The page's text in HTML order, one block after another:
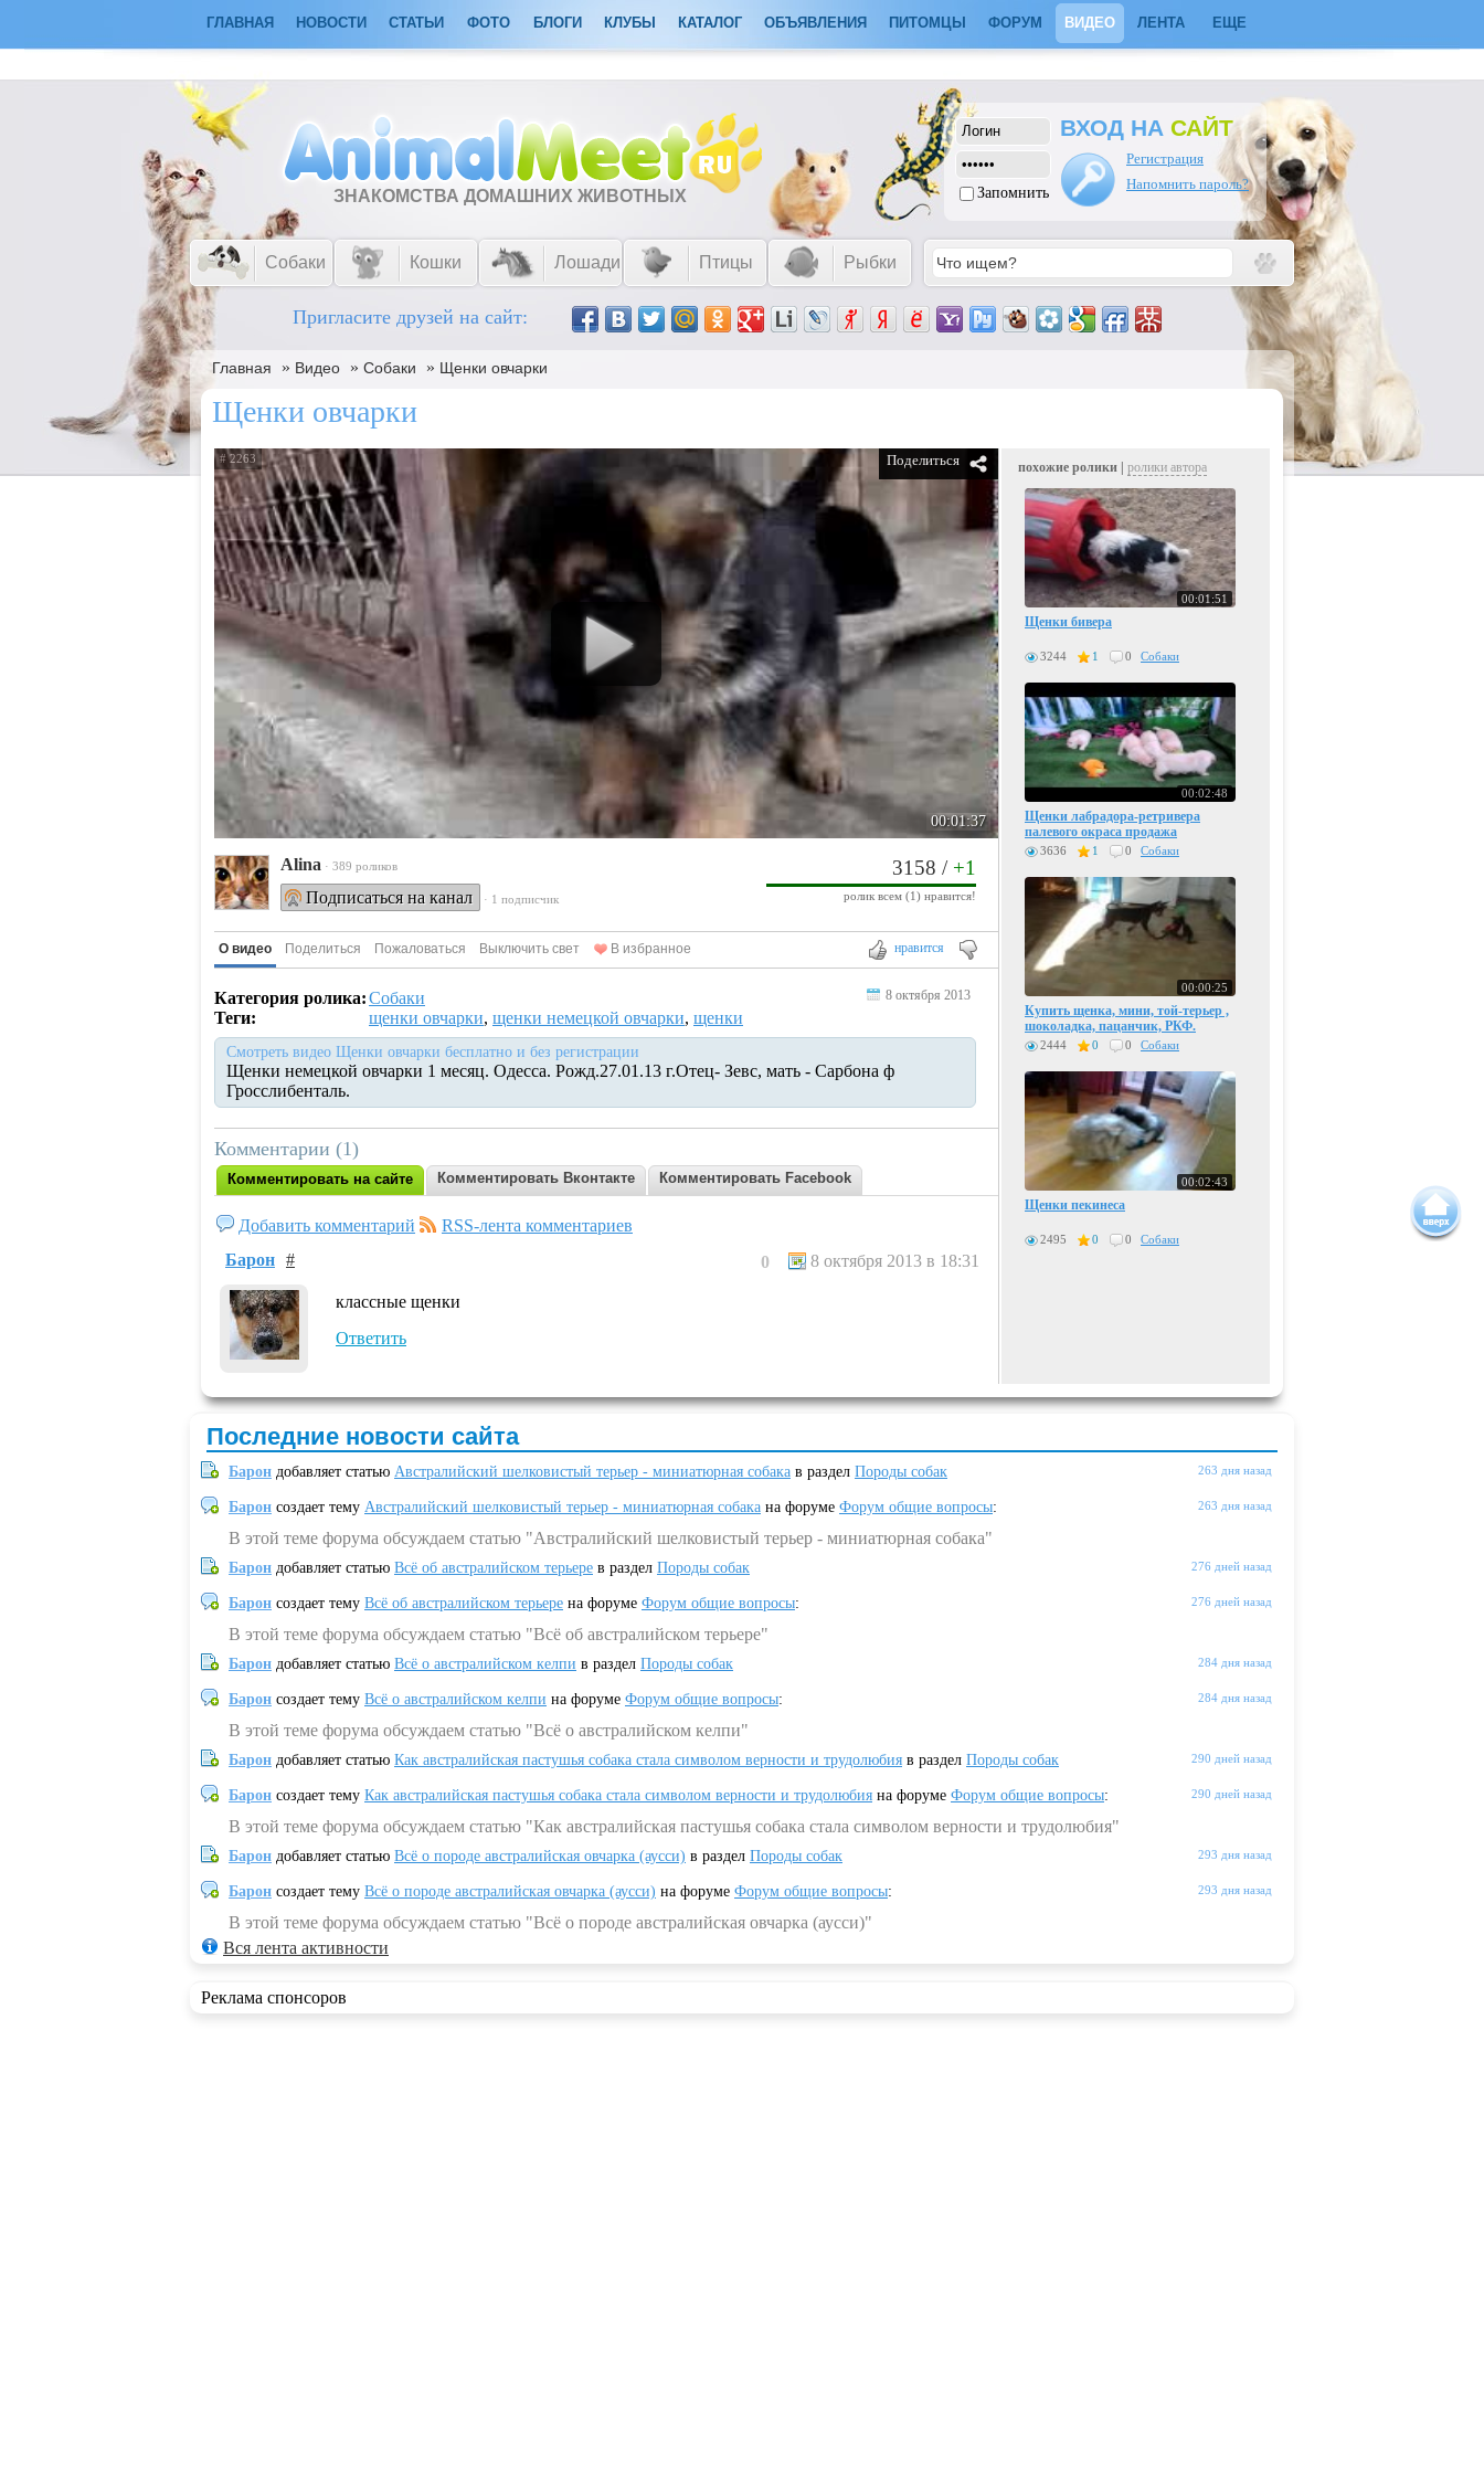
ГЛАВНАЯ НОВОСТИ СТАТЬИ ФОТО БЛОГИ КЛУБЫ КАТАЛОГ ОБЪЯВЛЕНИЯ ПИТОМЦЫ ФОРУМ ВИДЕО ЛЕНТА ЕЩЕ
ЗНАКОМСТВА ДОМАШНИХ ЖИВОТНЫХ Запомнить
ВХОД НА САЙТ
Регистрация
Напомнить пароль?
Собаки Кошки Лошади Птицы Рыбки
Пригласите друзей на сайт:
Главная » Видео » Собаки » Щенки овчарки
Щенки овчарки
# 2263
00:01:37
Поделиться
Alina · 389 роликов
Подписаться на канал · 1 подписчик
3158 / +1
ролик всем (1) нравится!
нравится
О видео Поделиться Пожаловаться Выключить свет В избранное
Категория ролика:Собаки
Теги:
щенки овчарки, щенки немецкой овчарки, щенки
Смотреть видео Щенки овчарки бесплатно и без регистрации
Щенки немецкой овчарки 1 месяц. Одесса. Рожд.27.01.13 г.Отец- Зевс, мать - Сарбона ф
Гросслибенталь.
8 октября 2013
Комментарии (1)
Комментировать на сайте Комментировать Вконтакте Комментировать Facebook
Добавить комментарий
RSS-лента комментариев
Барон # 8 октября 2013 в 18:31
0
классные щенки
Ответить
похожие ролики | ролики автора
00:01:51
Щенки бивера
3244 1 0 Собаки
00:02:48
Щенки лабрадора-ретривера
палевого окраса продажа
3636 1 0 Собаки
00:00:25
Купить щенка, мини, той-терьер ,
шоколадка, пацанчик, РКФ.
2444 0 0 Собаки
00:02:43
Щенки пекинеса
2495 0 0 Собаки
Последние новости сайта
263 дня назад
Барон добавляет статью Австралийский шелковистый терьер - миниатюрная собака в раздел Породы собак
263 дня назад
Барон создает тему Австралийский шелковистый терьер - миниатюрная собака на форуме Форум общие вопросы:
В этой теме форума обсуждаем статью "Австралийский шелковистый терьер - миниатюрная собака"
276 дней назад
Барон добавляет статью Всё об австралийском терьере в раздел Породы собак
276 дней назад
Барон создает тему Всё об австралийском терьере на форуме Форум общие вопросы:
В этой теме форума обсуждаем статью "Всё об австралийском терьере"
284 дня назад
Барон добавляет статью Всё о австралийском келпи в раздел Породы собак
284 дня назад
Барон создает тему Всё о австралийском келпи на форуме Форум общие вопросы:
В этой теме форума обсуждаем статью "Всё о австралийском келпи"
290 дней назад
Барон добавляет статью Как австралийская пастушья собака стала символом верности и трудолюбия в раздел Породы собак
290 дней назад
Барон создает тему Как австралийская пастушья собака стала символом верности и трудолюбия на форуме Форум общие вопросы:
В этой теме форума обсуждаем статью "Как австралийская пастушья собака стала символом верности и трудолюбия"
293 дня назад
Барон добавляет статью Всё о породе австралийская овчарка (аусси) в раздел Породы собак
293 дня назад
Барон создает тему Всё о породе австралийская овчарка (аусси) на форуме Форум общие вопросы:
В этой теме форума обсуждаем статью "Всё о породе австралийская овчарка (аусси)"
Вся лента активности
Реклама спонсоров